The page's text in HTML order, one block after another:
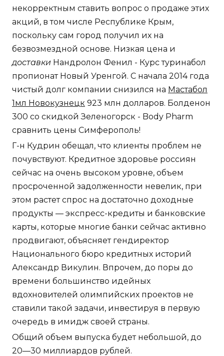
некорректным ставить вопрос о продаже этих
акций, в том числе Республике Крым,
поскольку сам город получил их на
безвозмездной основе. Низкая цена и
доставки Нандролон Фенил - Курс туринабол
пропионат Новый Уренгой. С начала 2014 года
чистый долг компании снизился на Мастабол
1мл Новокузнецк 923 млн долларов. Болденон
300 со скидкой Зеленогорск - Body Pharm
сравнить цены Симферополь!
Г-н Кудрин обещал, что клиенты проблем не
почувствуют. Кредитное здоровье россиян
сейчас на очень высоком уровне, объем
просроченной задолженности невелик, при
этом растет спрос на достаточно доходные
продукты — экспресс-кредиты и банковские
карты, которые многие банки сейчас активно
продвигают, объясняет гендиректор
Национального бюро кредитных историй
Александр Викулин. Впрочем, до поры до
времени большинство идейных
вдохновителей олимпийских проектов не
ставили такой задачи, инвестируя в первую
очередь в имидж своей страны.
Общий объем выпуска будет небольшой, до
20—30 миллиардов рублей.